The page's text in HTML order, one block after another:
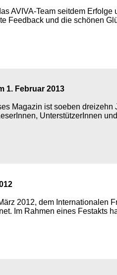
AVIVA-Team seitdem Erfolge
Feedback und die schönen
1. Februar 2013
Magazin ist soeben dreizehn
UnterstützerInnen und
2012, dem Internationalen
Im Rahmen eines Festakts